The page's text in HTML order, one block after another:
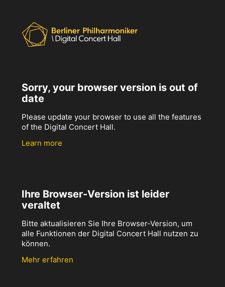
Sorry, your browser version is out of
date
Please update your browser to use all the features
of the Digital Concert Hall.
Learn more
Ihre Browser-Version ist leider
veraltet
Bitte aktualisieren Sie Ihre Browser-Version, um
alle Funktionen der Digital Concert Hall nutzen zu
können.
Mehr erfahren